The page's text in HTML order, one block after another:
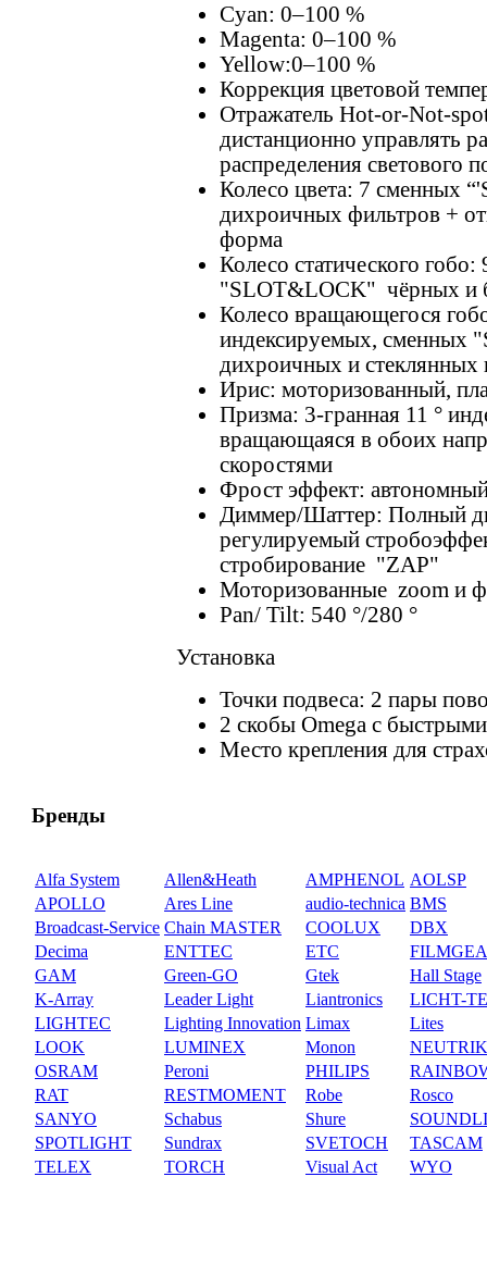
Cyan: 0–100 %
Magenta: 0–100 %
Yellow:0–100 %
Коррекция цветовой
Отражатель Hot-or-Not-
дистанционно управлять
распределения светового
Колесо цвета: 7 сменных
дихроичных фильтров +
форма
Колесо статического
"SLOT&LOCK" чёрных и
Колесо вращающегося
индексируемых, сменных
дихроичных и стеклянных
Ирис: моторизованный,
Призма: 3-гранная 11 °
вращающаяся в обоих
скоростями
Фрост эффект:
Диммер/Шаттер: Полный
регулируемый
стробирование "ZAP"
Моторизованные zoom и
Pan/ Tilt: 540 °/280 °
Установка
Точки подвеса: 2 пары
2 скобы Omega с
Место крепления для
Бренды
Alfa System Allen&Heath AMPHENOL AOLSP
APOLLO
Ares Line audio-technica BMS
Broadcast-Service Chain MASTER COOLUX
DBX
Decima
ENTTEC ETC
GAM
Green-GO Gtek
Hall Stage
K-Array
Leader Light Liantronics
LICHT-
LIGHTEC
Lighting Innovation Limax
Lites
LOOK
LUMINEX Monon
NEUTRIK
OSRAM
Peroni PHILIPS
RAT
RESTMOMENT Robe
Rosco
SANYO
Schabus Shure
SPOTLIGHT
Sundrax SVETOCH
TASCAM
TELEX
TORCH Visual Act WYO